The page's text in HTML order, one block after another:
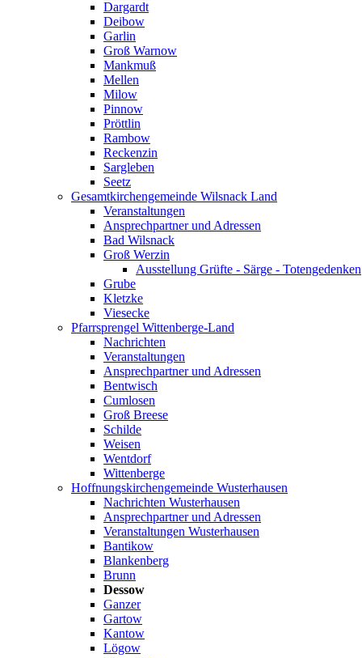
Dargardt
Deibow
Garlin
Groß Warnow
Mankmuß
Mellen
Milow
Pinnow
Pröttlin
Rambow
Reckenzin
Sargleben
Seetz
Gesamtkirchengemeinde Wilsnack Land
Veranstaltungen
Ansprechpartner und Adressen
Bad Wilsnack
Groß Werzin
Ausstellung Grüfte - Särge - Totengedenken
Grube
Kletzke
Viesecke
Pfarrsprengel Wittenberge-Land
Nachrichten
Veranstaltungen
Ansprechpartner und Adressen
Bentwisch
Cumlosen
Groß Breese
Schilde
Weisen
Wentdorf
Wittenberge
Hoffnungskirchengemeinde Wusterhausen
Nachrichten Wusterhausen
Ansprechpartner und Adressen
Veranstaltungen Wusterhausen
Bantikow
Blankenberg
Brunn
Dessow
Ganzer
Gartow
Kantow
Lögow